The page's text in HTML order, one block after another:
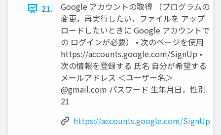
21.
Google アカウントの取得 （プログラムの
変更，再実行したい，ファイルを アップ
ロードしたいときに Google アカウントで
の ログインが必要） • 次のページを使用
https://accounts.google.com/SignUp •
次の情報を登録する 氏名 自分が希望する
メールアドレス ＜ユーザー名＞
@gmail.com パスワード 生年月日，性別
21
https://accounts.google.com/SignUp